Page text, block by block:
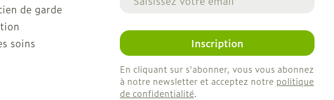
de garde
soins
Inscription
En cliquant sur s'abonner, vous vous abonnez
à notre newsletter et acceptez notre politique
de confidentialité.